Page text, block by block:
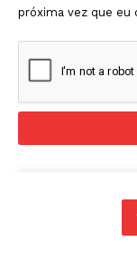
próxima vez que eu